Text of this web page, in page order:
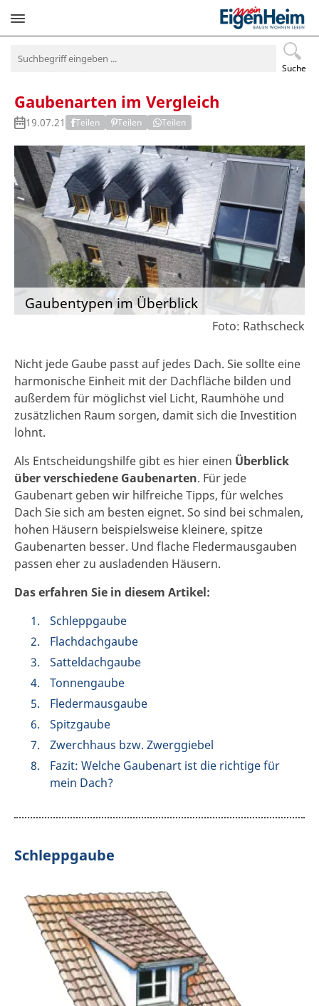
Suche
Navigation
Gaubenarten im Vergleich
19.07.21 Teilen Teilen Teilen
Gaubentypen im Überblick
Foto: Rathscheck
Nicht jede Gaube passt auf jedes Dach. Sie sollte eine
harmonische Einheit mit der Dachfläche bilden und
außerdem für möglichst viel Licht, Raumhöhe und
zusätzlichen Raum sorgen, damit sich die Investition
lohnt.
Als Entscheidungshilfe gibt es hier einen Überblick
über verschiedene Gaubenarten. Für jede
Gaubenart geben wir hilfreiche Tipps, für welches
Dach Sie sich am besten eignet. So sind bei schmalen,
hohen Häusern beispielsweise kleinere, spitze
Gaubenarten besser. Und flache Fledermausgauben
passen eher zu ausladenden Häusern.
Das erfahren Sie in diesem Artikel:
Schleppgaube
Flachdachgaube
Satteldachgaube
Tonnengaube
Fledermausgaube
Spitzgaube
Zwerchhaus bzw. Zwerggiebel
Fazit: Welche Gaubenart ist die richtige für
mein Dach?
Schleppgaube